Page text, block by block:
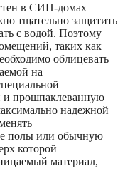
в СИП-домах
тщательно защитить
с водой. Поэтому
таких как
облицевать
на
и прошпаклеванную
надежной
полы или обычную
которой
материал,